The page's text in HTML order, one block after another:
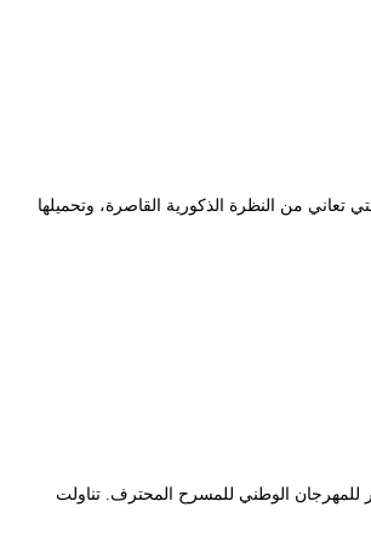
في دورته 14، للمرأة الجزائرية، موضوع المرأة المطلقة التي تعاني من النظرة الذكورية القاصرة، وتحميلها
للمهرجان الوطني للمسرح المحترف. تناولت